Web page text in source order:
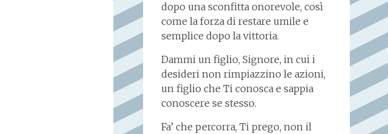
dopo una sconfitta onorevole, così
come la forza di restare umile e
semplice dopo la vittoria.
Dammi un figlio, Signore, in cui i
desideri non rimpiazzino le azioni,
un figlio che Ti conosca e sappia
conoscere se stesso.
Fa’ che percorra, Ti prego, non il